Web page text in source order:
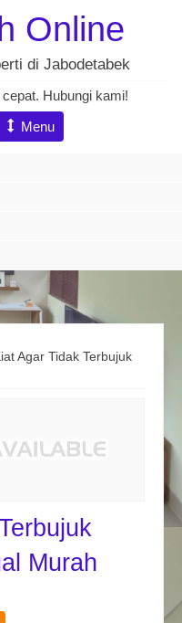
Online
di Jabodetabek
Hubungi kami!
Menu
Agar Tidak Terbujuk
Murah